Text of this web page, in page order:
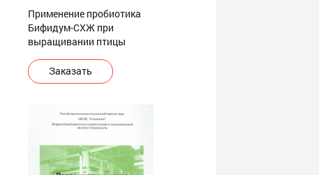
Применение пробиотика
Бифидум-СХЖ при
выращивании птицы
Заказать